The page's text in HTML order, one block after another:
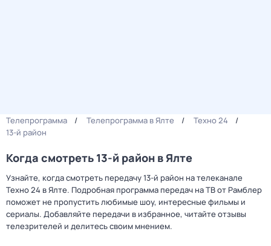
Телепрограмма Телепрограмма в Ялте
Техно 24
13-й район
Когда смотреть 13-й район в Ялте
Узнайте, когда смотреть передачу 13-й район на телеканале
Техно 24 в Ялте. Подробная программа передач на ТВ от Рамблер
поможет не пропустить любимые шоу, интересные фильмы и
сериалы. Добавляйте передачи в избранное, читайте отзывы
телезрителей и делитесь своим мнением.